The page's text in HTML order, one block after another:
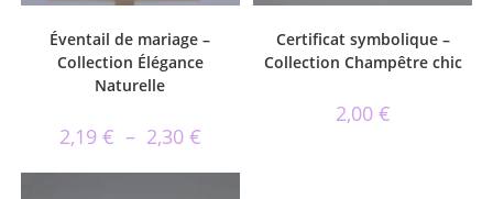
Éventail de mariage –
Collection Élégance
Naturelle
2,19 € – 2,30 €
Certificat symbolique –
Collection Champêtre chic
2,00 €